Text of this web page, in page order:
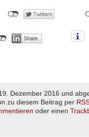
Dezember 2016 und
zu diesem Beitrag per
oder einen